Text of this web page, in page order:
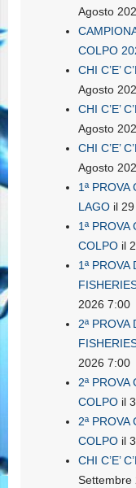
Agosto
COLPO
CHI C’E’
Agosto
CHI C’E’
Agosto
CHI C’E’
Agosto
1ª
LAGO il
1ª PROVA
COLPO il
1ª PROVA
2026 7:00
2ª PROVA
2026 7:00
2ª PROVA
COLPO il
2ª
COLPO il
CHI C’E’
Settembre